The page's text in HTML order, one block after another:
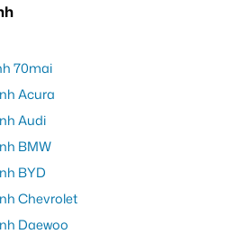
70mai
Acura
Audi
BMW
BYD
Chevrolet
Daewoo